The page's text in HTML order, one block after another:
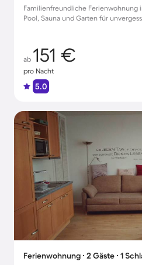
Familienfreundliche Ferienwohnung
Pool, Sauna und Garten für
ab 151 €
pro Nacht
5.0
Ferienwohnung ∙ 2 Gäste ∙ 1